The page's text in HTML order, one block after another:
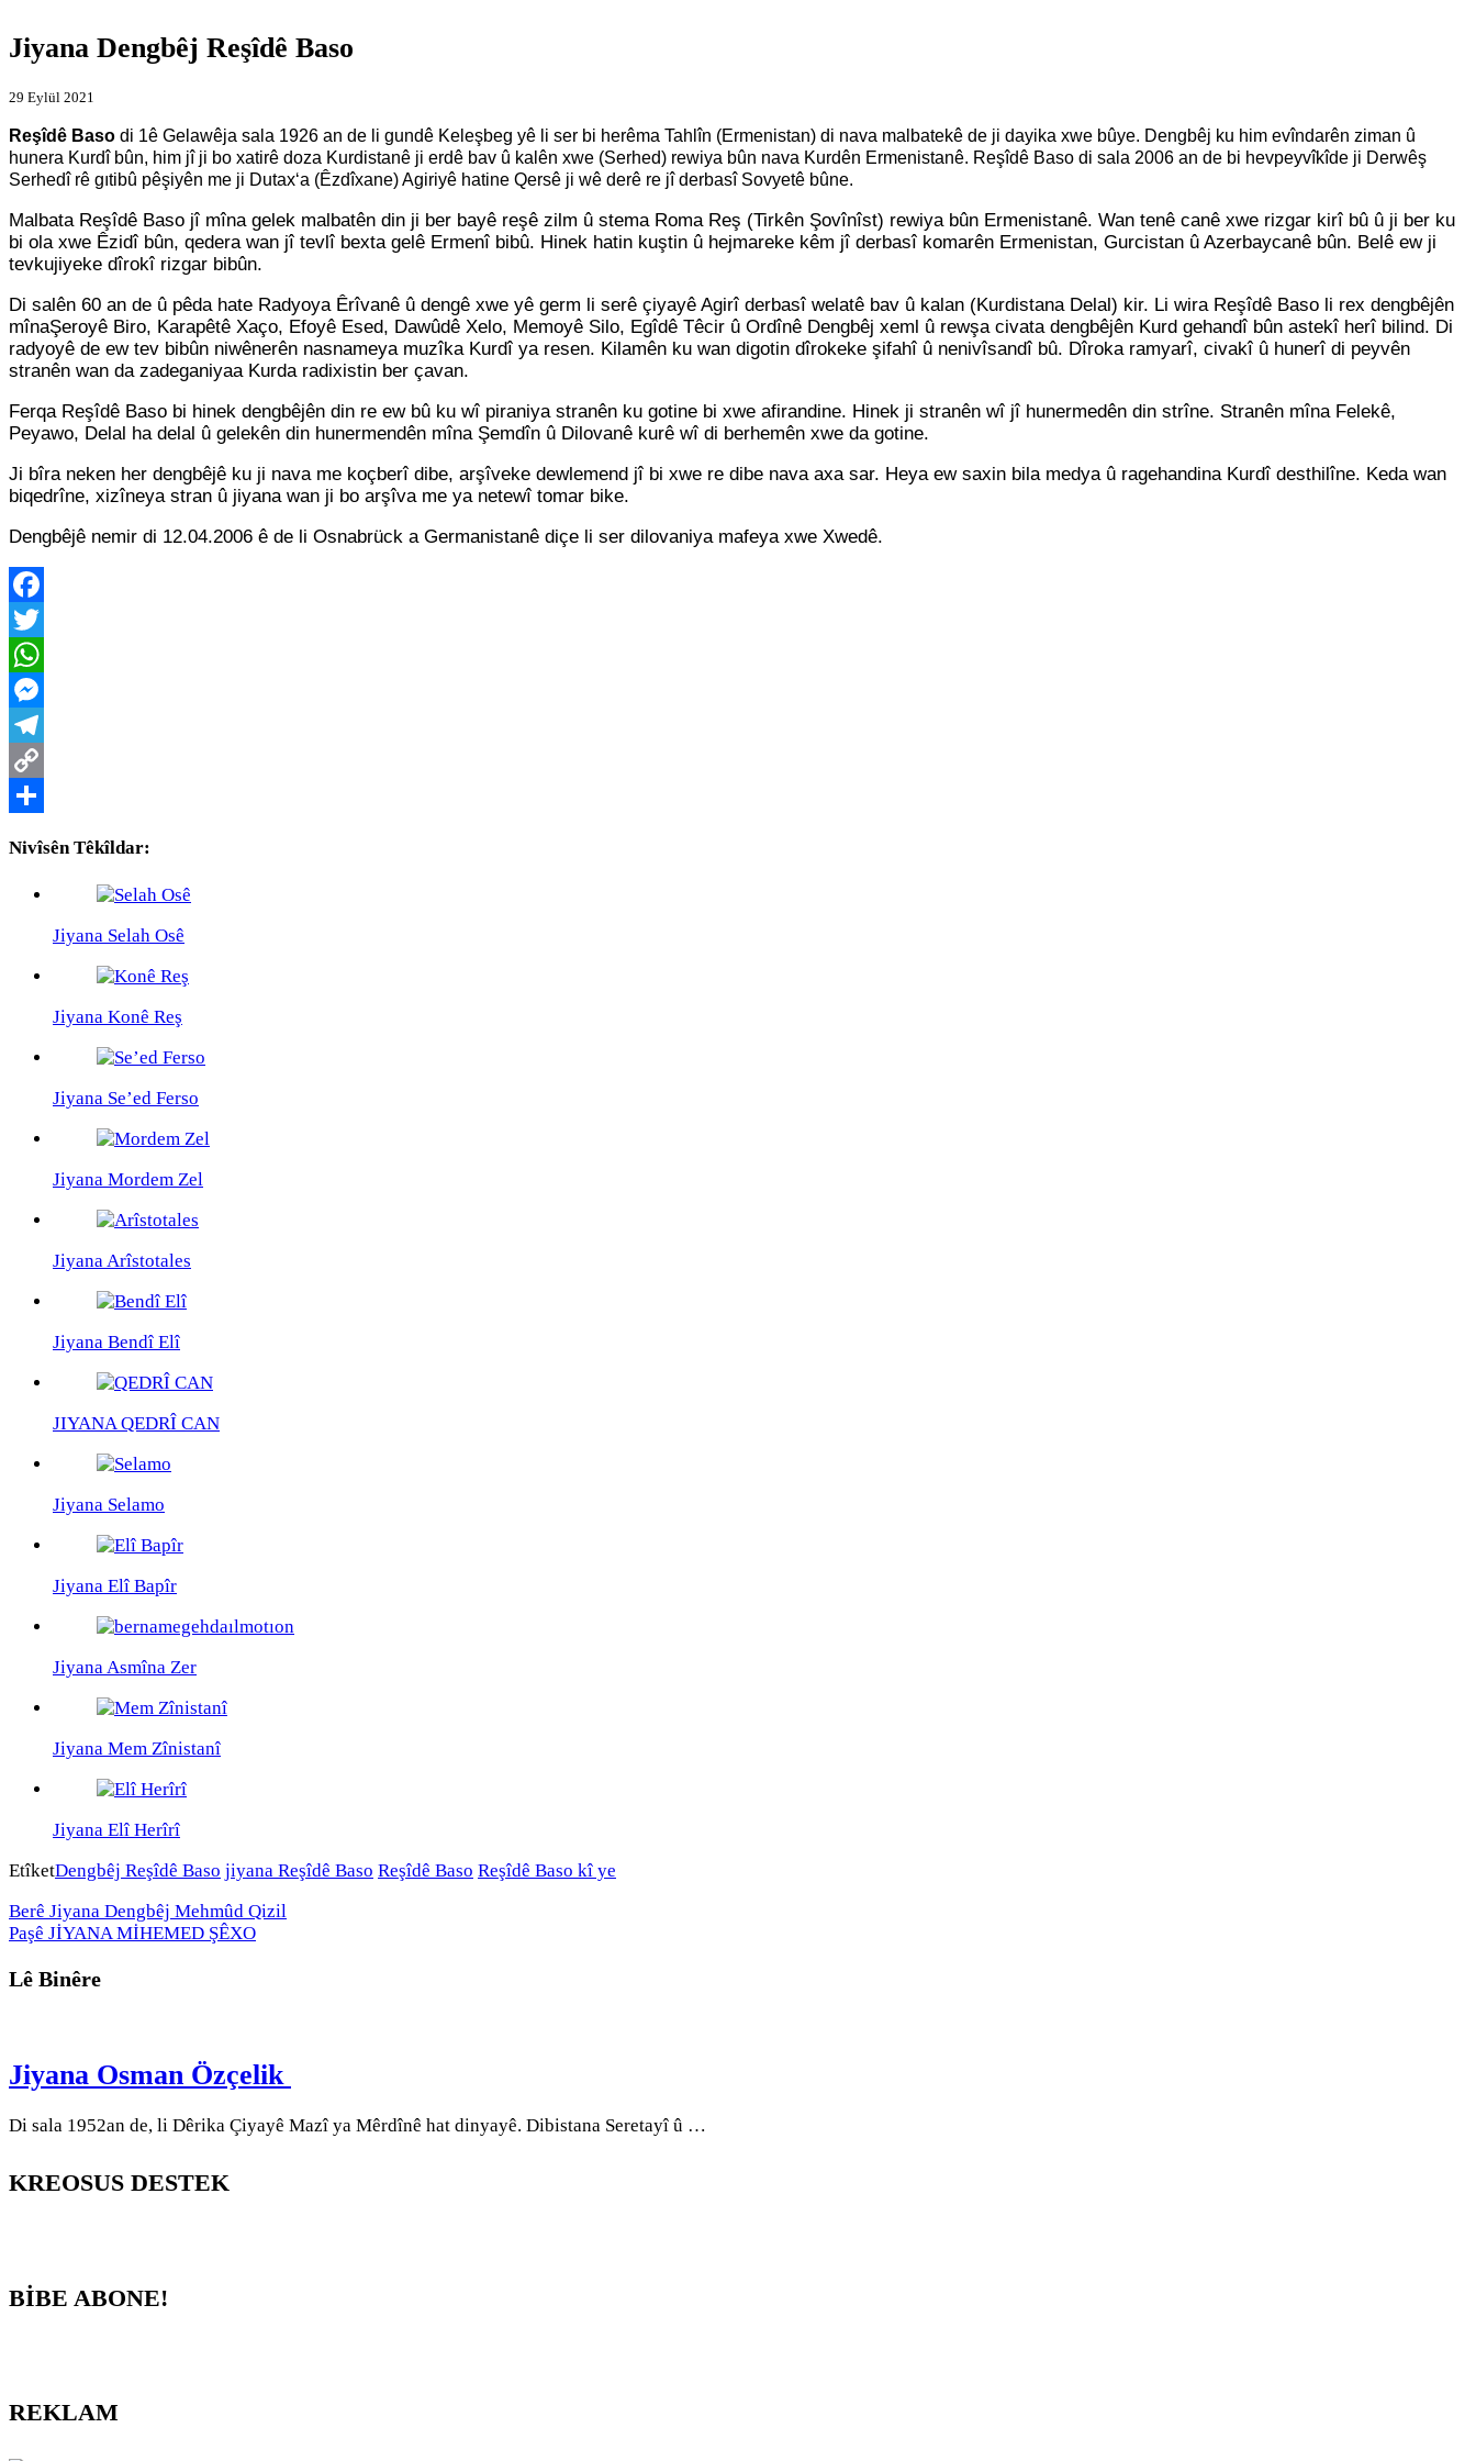
Jiyana Dengbêj Reşîdê Baso
29 Eylül 2021
Reşîdê Baso di 1ê Gelawêja sala 1926 an de li gundê Keleşbeg yê li ser bi herêma Tahlîn (Ermenistan) di nava malbatekê de ji dayika xwe bûye. Dengbêj ku him evîndarên ziman û
hunera Kurdî bûn, him jî ji bo xatirê doza Kurdistanê ji erdê bav û kalên xwe (Serhed) rewiya bûn nava Kurdên Ermenistanê. Reşîdê Baso di sala 2006 an de bi hevpeyvîkîde ji Derwêş
Serhedî rê gıtibû pêşiyên me ji Dutax‘a (Êzdîxane) Agiriyê hatine Qersê ji wê derê re jî derbasî Sovyetê bûne.
Malbata Reşîdê Baso jî mîna gelek malbatên din ji ber bayê reşê zilm û stema Roma Reş (Tirkên Şovînîst) rewiya bûn Ermenistanê. Wan tenê canê xwe rizgar kirî bû û ji ber ku
bi ola xwe Êzidî bûn, qedera wan jî tevlî bexta gelê Ermenî bibû. Hinek hatin kuştin û hejmareke kêm jî derbasî komarên Ermenistan, Gurcistan û Azerbaycanê bûn. Belê ew ji
tevkujiyeke dîrokî rizgar bibûn.
Di salên 60 an de û pêda hate Radyoya Êrîvanê û dengê xwe yê germ li serê çiyayê Agirî derbasî welatê bav û kalan (Kurdistana Delal) kir. Li wira Reşîdê Baso li rex dengbêjên
mînaŞeroyê Biro, Karapêtê Xaço, Efoyê Esed, Dawûdê Xelo, Memoyê Silo, Egîdê Têcir û Ordînê Dengbêj xeml û rewşa civata dengbêjên Kurd gehandî bûn astekî herî bilind. Di
radyoyê de ew tev bibûn niwênerên nasnameya muzîka Kurdî ya resen. Kilamên ku wan digotin dîrokeke şifahî û nenivîsandî bû. Dîroka ramyarî, civakî û hunerî di peyvên
stranên wan da zadeganiyaa Kurda radixistin ber çavan.
Ferqa Reşîdê Baso bi hinek dengbêjên din re ew bû ku wî piraniya stranên ku gotine bi xwe afirandine. Hinek ji stranên wî jî hunermedên din strîne. Stranên mîna Felekê,
Peyawo, Delal ha delal û gelekên din hunermendên mîna Şemdîn û Dilovanê kurê wî di berhemên xwe da gotine.
Ji bîra neken her dengbêjê ku ji nava me koçberî dibe, arşîveke dewlemend jî bi xwe re dibe nava axa sar. Heya ew saxin bila medya û ragehandina Kurdî desthilîne. Keda wan
biqedrîne, xizîneya stran û jiyana wan ji bo arşîva me ya netewî tomar bike.
Dengbêjê nemir di 12.04.2006 ê de li Osnabrück a Germanistanê diçe li ser dilovaniya mafeya xwe Xwedê.
Facebook
Twitter
WhatsApp
Messenger
Telegram
Copy
Nivîsên Têkîldar:
Jiyana Selah Osê
Jiyana Konê Reş
Jiyana Se’ed Ferso
Jiyana Mordem Zel
Jiyana Arîstotales
Jiyana Bendî Elî
JIYANA QEDRÎ CAN
Jiyana Selamo
Jiyana Elî Bapîr
Jiyana Asmîna Zer
Jiyana Mem Zînistanî
Jiyana Elî Herîrî
EtîketDengbêj Reşîdê Baso jiyana Reşîdê Baso Reşîdê Baso Reşîdê Baso kî ye
Berê Jiyana Dengbêj Mehmûd Qizil
Paşê JİYANA MİHEMED ŞÊXO
Lê Binêre
Jiyana Osman Özçelik
Di sala 1952an de, li Dêrika Çiyayê Mazî ya Mêrdînê hat dinyayê. Dibistana Seretayî û …
KREOSUS DESTEK
BİBE ABONE!
REKLAM